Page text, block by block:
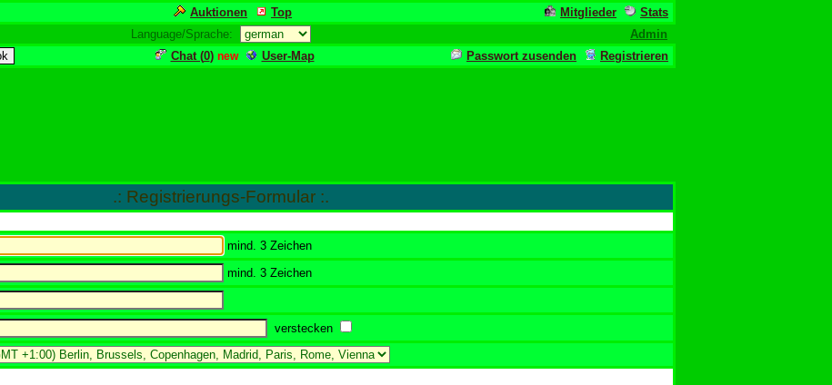
Auktionen Top Mitglieder
Stats
Language/Sprache:
Admin
Chat (0) new User-Map Passwort zusenden Registrieren
.: Registrierungs-Formular :.
mind. 3 Zeichen
mind. 3 Zeichen
verstecken